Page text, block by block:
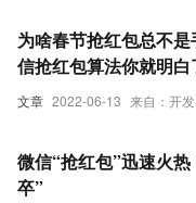
文章 2022-06-13 来自：开
为啥春节抢红包总不
信抢红包算法你就明白
微信“抢红包”迅速火
卒”